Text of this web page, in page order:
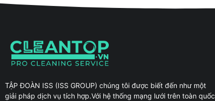
TẬP ĐOÀN ISS (ISS GROUP) chúng tôi được biết đến như một
giải pháp dịch vụ tích hợp.Với hệ thống mạng lưới trên toàn quốc